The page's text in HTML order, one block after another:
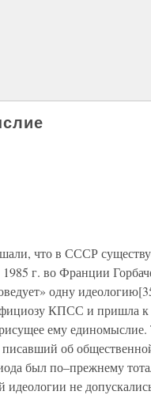
что в СССР
г. во Франции
одну
КПСС и пришла
ему
об
был по–прежнему
идеологии не